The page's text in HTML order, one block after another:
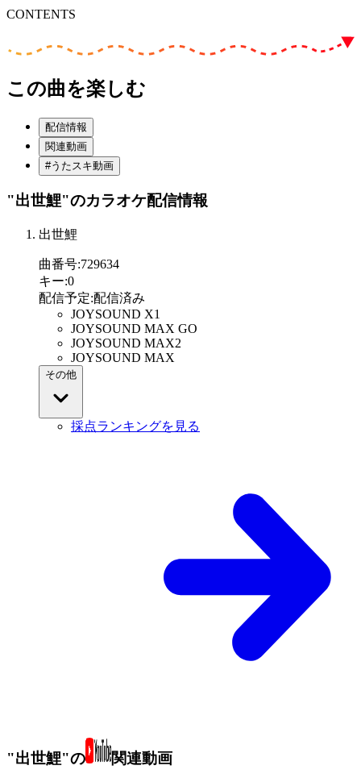
CONTENTS
この曲を楽しむ
配信情報
関連動画
#うたスキ動画
"出世鯉"のカラオケ配信情報
出世鯉
曲番号:729634
キー:0
配信予定:配信済み
JOYSOUND X1
JOYSOUND MAX GO
JOYSOUND MAX2
JOYSOUND MAX
その他
採点ランキングを見る
"出世鯉"の 関連動画